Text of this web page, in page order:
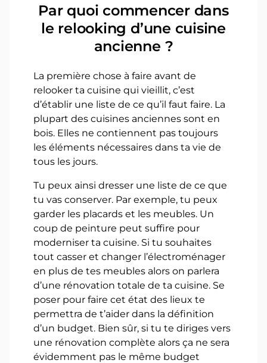
Par quoi commencer dans
le relooking d’une cuisine
ancienne ?
La première chose à faire avant de
relooker ta cuisine qui vieillit, c’est
d’établir une liste de ce qu’il faut faire. La
plupart des cuisines anciennes sont en
bois. Elles ne contiennent pas toujours
les éléments nécessaires dans ta vie de
tous les jours.
Tu peux ainsi dresser une liste de ce que
tu vas conserver. Par exemple, tu peux
garder les placards et les meubles. Un
coup de peinture peut suffire pour
moderniser ta cuisine. Si tu souhaites
tout casser et changer l’électroménager
en plus de tes meubles alors on parlera
d’une rénovation totale de ta cuisine. Se
poser pour faire cet état des lieux te
permettra de t’aider dans la définition
d’un budget. Bien sûr, si tu te diriges vers
une rénovation complète alors ça ne sera
évidemment pas le même budget